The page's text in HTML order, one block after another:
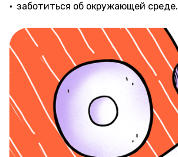
заботиться об окружающей среде.